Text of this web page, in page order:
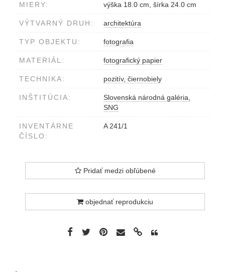
MIERY: výška 18.0 cm, šírka 24.0 cm
VÝTVARNÝ DRUH: architektúra
TYP OBJEKTU: fotografia
MATERIÁL: fotografický papier
TECHNIKA: pozitív, čiernobiely
INŠTITÚCIA:
Slovenská národná galéria,
SNG
INVENTÁRNE
ČÍSLO:
A 241/1
Pridať medzi obľúbené
objednať reprodukciu